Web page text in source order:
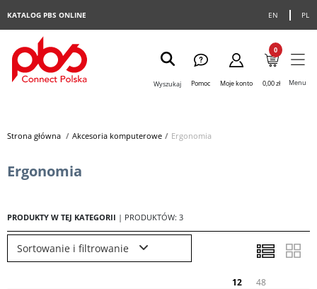
EN PL
KATALOG PBS ONLINE
Wyszukaj Pomoc Moje konto
0
0,00 zł Menu
Strona główna> Akcesoria komputerowe> Ergonomia
Ergonomia
PRODUKTY W TEJ KATEGORII | PRODUKTÓW: 3
Sortowanie i filtrowanie
12
48